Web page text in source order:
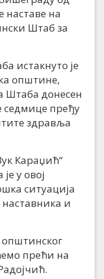
наставе на
Штаб за
истакнуто је
општине,
Штаба донесен
седмице пређу
здравља
Караџић“
у овој
ситуација
наставника и
прећи на